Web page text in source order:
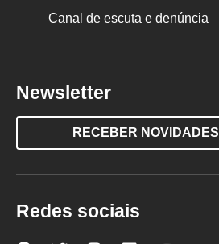
Canal de escuta e denúncia
Newsletter
RECEBER NOVIDADES
Redes sociais